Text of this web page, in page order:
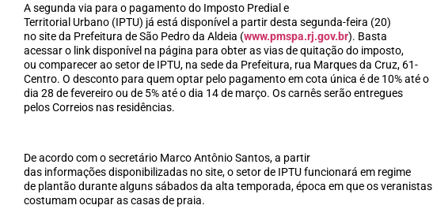
A segunda via para o pagamento do Imposto Predial e
Territorial Urbano (IPTU) já está disponível a partir desta segunda-feira (20)
no site da Prefeitura de São Pedro da Aldeia (www.pmspa.rj.gov.br). Basta
acessar o link disponível na página para obter as vias de quitação do imposto,
ou comparecer ao setor de IPTU, na sede da Prefeitura, rua Marques da Cruz, 61-
Centro. O desconto para quem optar pelo pagamento em cota única é de 10% até o
dia 28 de fevereiro ou de 5% até o dia 14 de março. Os carnês serão entregues
pelos Correios nas residências.
De acordo com o secretário Marco Antônio Santos, a partir
das informações disponibilizadas no site, o setor de IPTU funcionará em regime
de plantão durante alguns sábados da alta temporada, época em que os veranistas
costumam ocupar as casas de praia.